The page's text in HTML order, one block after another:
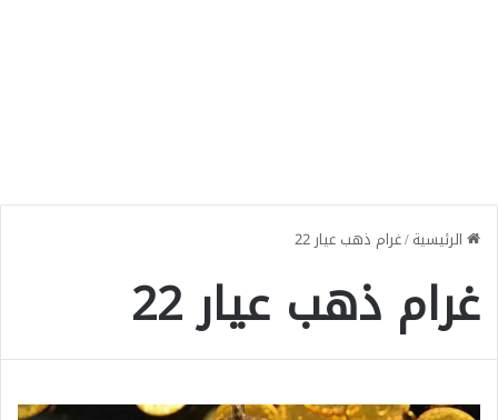
الرئيسية/غرام ذهب عيار 22
غرام ذهب عيار 22